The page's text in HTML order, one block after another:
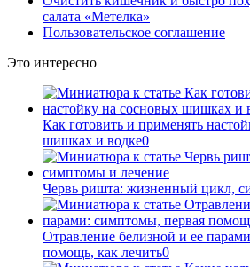
салата «Метелка»
Пользовательское соглашение
Это интересно
Как готовить и применять
шишках и водке0
Червь ришта: жизненный цикл,
Отравление белизной и ее
помощь, как лечить0